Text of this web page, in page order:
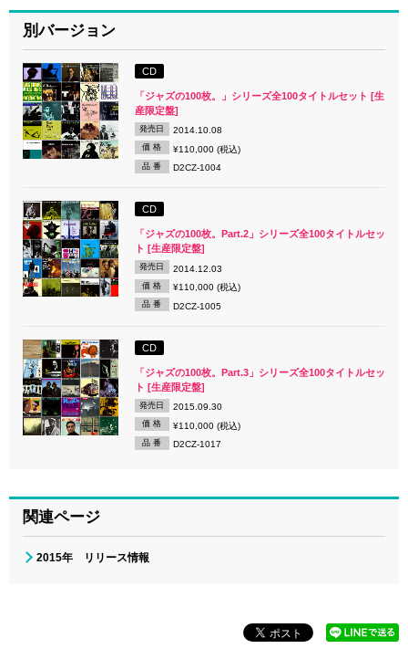
別バージョン
CD
「ジャズの100枚。」シリーズ全100タイトルセット [生
産限定盤]
発売日 2014.10.08
価 格 ¥110,000 (税込)
品 番 D2CZ-1004
CD
「ジャズの100枚。Part.2」シリーズ全100タイトルセッ
ト [生産限定盤]
発売日 2014.12.03
価 格 ¥110,000 (税込)
品 番 D2CZ-1005
CD
「ジャズの100枚。Part.3」シリーズ全100タイトルセッ
ト [生産限定盤]
発売日 2015.09.30
価 格 ¥110,000 (税込)
品 番 D2CZ-1017
関連ページ
2015年 リリース情報